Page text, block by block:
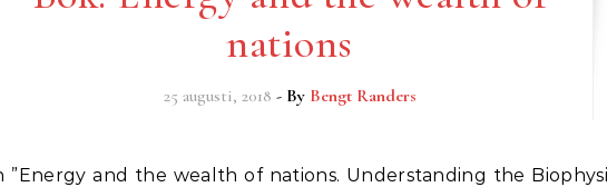
nations
25 augusti, 2018 - By Bengt Randers